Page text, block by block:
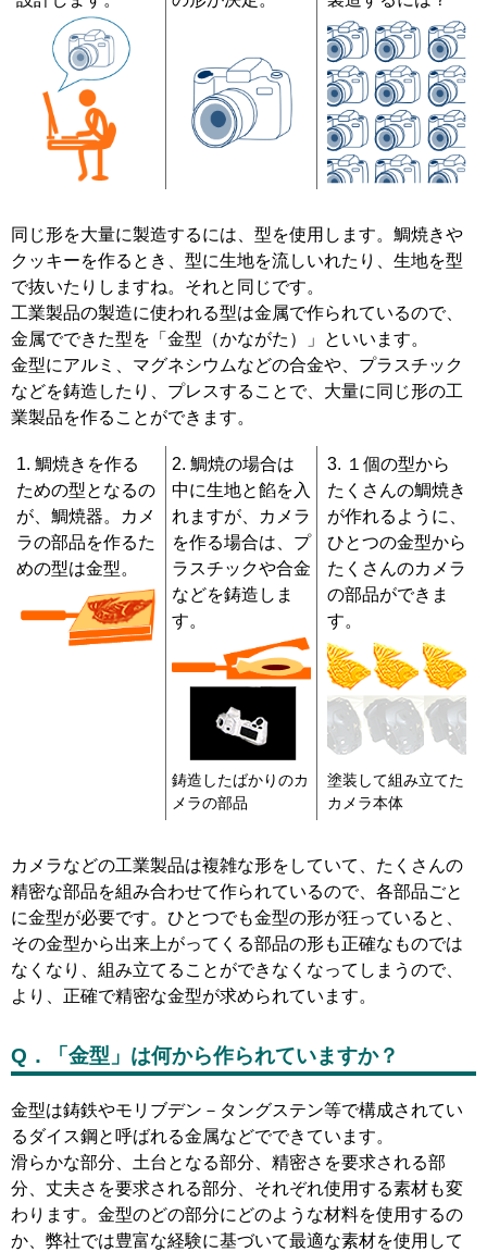
同じ形を大量に製造するには、型を使用します。鯛焼きや
クッキーを作るとき、型に生地を流しいれたり、生地を型
で抜いたりしますね。それと同じです。
工業製品の製造に使われる型は金属で作られているので、
金属でできた型を「金型（かながた）」といいます。
金型にアルミ、マグネシウムなどの合金や、プラスチック
などを鋳造したり、プレスすることで、大量に同じ形の工
業製品を作ることができます。
鯛焼きを作る
ための型となるの
が、鯛焼器。カメ
ラの部品を作るた
めの型は金型。
鯛焼の場合は
中に生地と餡を入
れますが、カメラ
を作る場合は、プ
ラスチックや合金
などを鋳造しま
す。
鋳造したばかりのカ
メラの部品
１個の型から
たくさんの鯛焼き
が作れるように、
ひとつの金型から
たくさんのカメラ
の部品ができま
す。
塗装して組み立てた
カメラ本体
カメラなどの工業製品は複雑な形をしていて、たくさんの
精密な部品を組み合わせて作られているので、各部品ごと
に金型が必要です。ひとつでも金型の形が狂っていると、
その金型から出来上がってくる部品の形も正確なものでは
なくなり、組み立てることができなくなってしまうので、
より、正確で精密な金型が求められています。
Q．「金型」は何から作られていますか？
金型は鋳鉄やモリブデン－タングステン等で構成されてい
るダイス鋼と呼ばれる金属などでできています。
滑らかな部分、土台となる部分、精密さを要求される部
分、丈夫さを要求される部分、それぞれ使用する素材も変
わります。金型のどの部分にどのような材料を使用するの
か、弊社では豊富な経験に基づいて最適な素材を使用して